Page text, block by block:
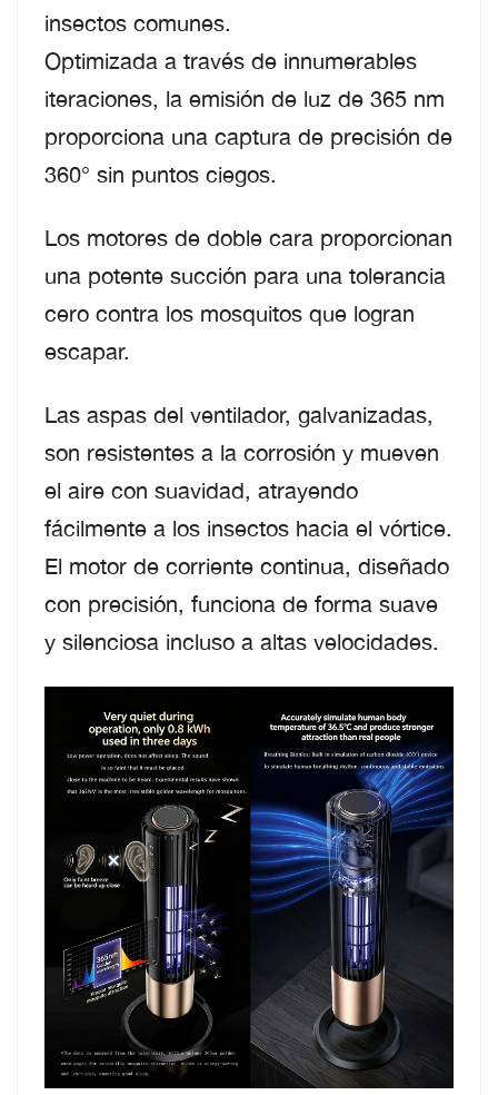
insectos comunes.
Optimizada a través de innumerables
iteraciones, la emisión de luz de 365 nm
proporciona una captura de precisión de
360° sin puntos ciegos.
Los motores de doble cara proporcionan
una potente succión para una tolerancia
cero contra los mosquitos que logran
escapar.
Las aspas del ventilador, galvanizadas,
son resistentes a la corrosión y mueven
el aire con suavidad, atrayendo
fácilmente a los insectos hacia el vórtice.
El motor de corriente continua, diseñado
con precisión, funciona de forma suave
y silenciosa incluso a altas velocidades.